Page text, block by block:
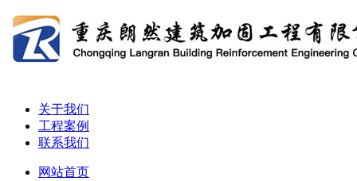
关于我们
工程案例
联系我们
网站首页